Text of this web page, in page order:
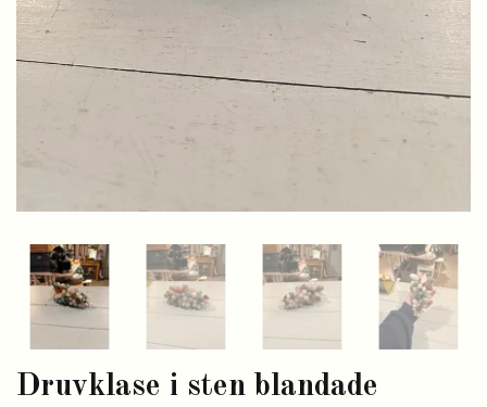
Druvklase i sten blandade